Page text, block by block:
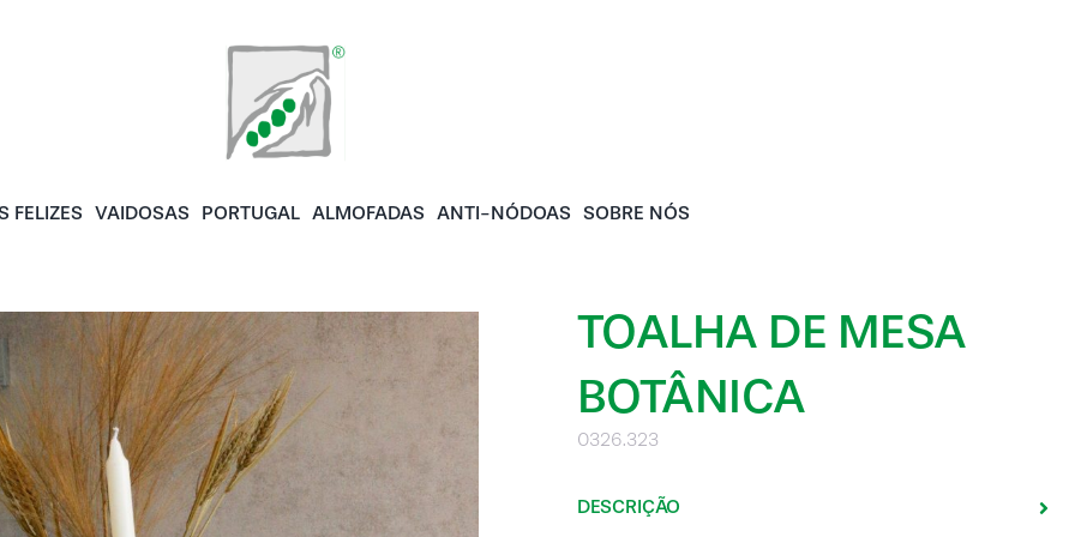
FELIZES VAIDOSAS PORTUGAL ALMOFADAS ANTI-NÓDOAS SOBRE NÓS
TOALHA DE MESA
BOTÂNICA
0326.323
DESCRIÇÃO